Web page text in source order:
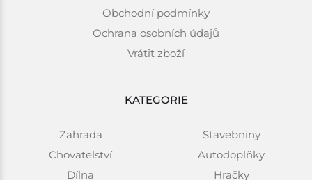
Obchodní podmínky
Ochrana osobních údajů
Vrátit zboží
KATEGORIE
Zahrada
Chovatelství
Dílna
Stavebniny
Autodoplňky
Hračky